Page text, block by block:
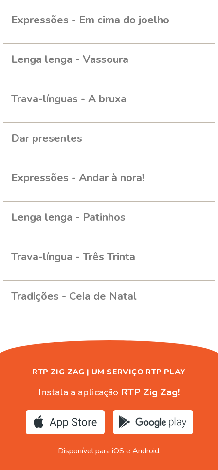
Expressões - Em cima do joelho
Lenga lenga - Vassoura
Trava-línguas - A bruxa
Dar presentes
Expressões - Andar à nora!
Lenga lenga - Patinhos
Trava-língua - Três Trinta
Tradições - Ceia de Natal
RTP ZIG ZAG | UM SERVIÇO RTP PLAY
Instala a aplicação RTP Zig Zag!
Disponível para iOS e Android.